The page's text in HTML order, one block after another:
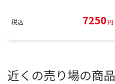
税込 7250円
近くの売り場の商品